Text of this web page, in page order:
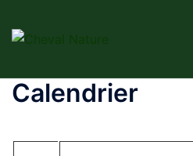
au
Calendrier